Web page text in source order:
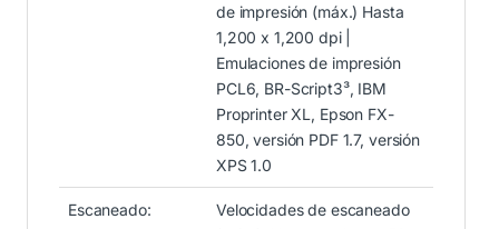
de impresión (máx.) Hasta
1,200 x 1,200 dpi |
Emulaciones de impresión
PCL6, BR-Script3³, IBM
Proprinter XL, Epson FX-
850, versión PDF 1.7, versión
XPS 1.0
Escaneado:
Velocidades de escaneado